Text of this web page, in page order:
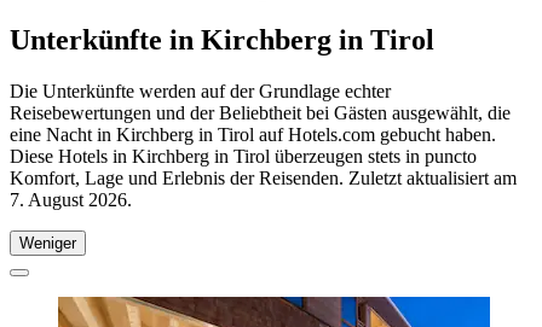
Unterkünfte in Kirchberg in Tirol
Die Unterkünfte werden auf der Grundlage echter
Reisebewertungen und der Beliebtheit bei Gästen ausgewählt, die
eine Nacht in Kirchberg in Tirol auf Hotels.com gebucht haben.
Diese Hotels in Kirchberg in Tirol überzeugen stets in puncto
Komfort, Lage und Erlebnis der Reisenden. Zuletzt aktualisiert am
7. August 2026.
Weniger